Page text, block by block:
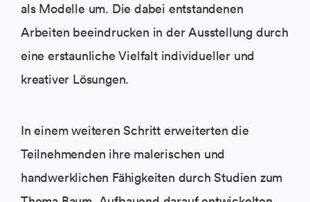
als Modelle um. Die dabei entstandenen
Arbeiten beeindrucken in der Ausstellung durch
eine erstaunliche Vielfalt individueller und
kreativer Lösungen.
In einem weiteren Schritt erweiterten die
Teilnehmenden ihre malerischen und
handwerklichen Fähigkeiten durch Studien zum